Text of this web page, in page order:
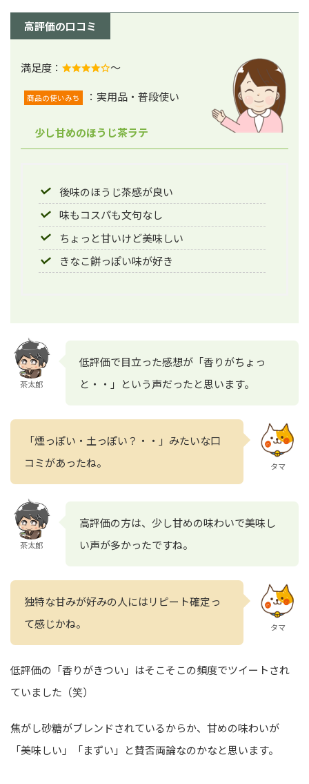
高評価の口コミ
満足度： ～
商品の使いみち ：実用品・普段使い
少し甘めのほうじ茶ラテ
後味のほうじ茶感が良い
味もコスパも文句なし
ちょっと甘いけど美味しい
きなこ餅っぽい味が好き
茶太郎
低評価で目立った感想が「香りがちょっ
と・・」という声だったと思います。
「煙っぽい・土っぽい？・・」みたいな口
コミがあったね。
タマ
茶太郎
高評価の方は、少し甘めの味わいで美味し
い声が多かったですね。
独特な甘みが好みの人にはリピート確定っ
て感じかね。
タマ
低評価の「香りがきつい」はそこそこの頻度でツイートされ
ていました（笑）
焦がし砂糖がブレンドされているからか、甘めの味わいが
「美味しい」「まずい」と賛否両論なのかなと思います。